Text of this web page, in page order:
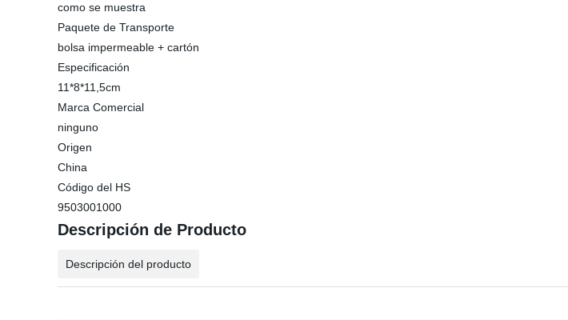
como se muestra
Paquete de Transporte
bolsa impermeable + cartón
Especificación
11*8*11,5cm
Marca Comercial
ninguno
Origen
China
Código del HS
9503001000
Descripción de Producto
Descripción del producto